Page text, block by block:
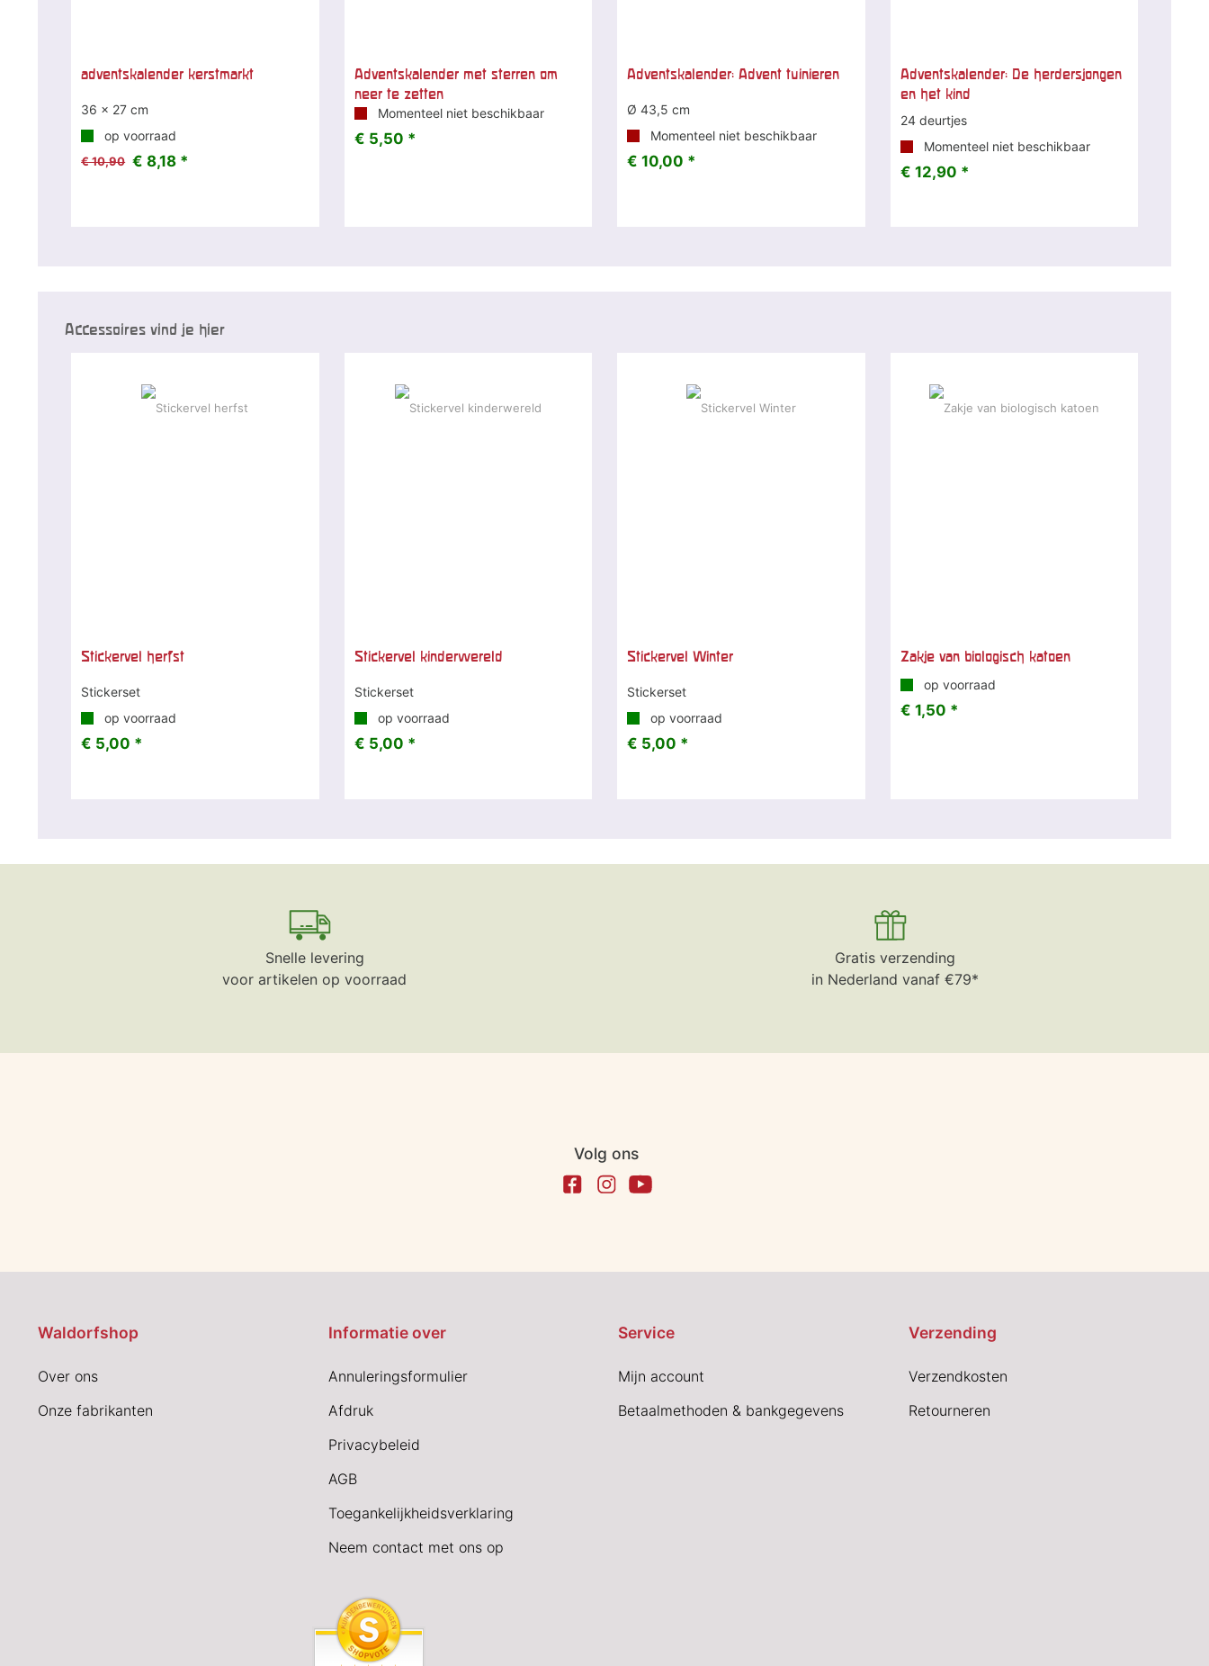
adventskalender kerstmarkt
36 x 27 cm
op voorraad
€ 10,90 € 8,18 *
Adventskalender met sterren om
neer te zetten
Momenteel niet beschikbaar
€ 5,50 *
Adventskalender: Advent tuinieren
Ø 43,5 cm
Momenteel niet beschikbaar
€ 10,00 *
Adventskalender: De herdersjongen
en het kind
24 deurtjes
Momenteel niet beschikbaar
€ 12,90 *
Accessoires vind je hier
Stickervel herfst
Stickerset
op voorraad
€ 5,00 *
Stickervel kinderwereld
Stickerset
op voorraad
€ 5,00 *
Stickervel Winter
Stickerset
op voorraad
€ 5,00 *
Zakje van biologisch katoen
op voorraad
€ 1,50 *
Snelle levering
voor artikelen op voorraad
Gratis verzending
in Nederland vanaf €79*
Volg ons
Waldorfshop
Over ons
Onze fabrikanten
Informatie over
Annuleringsformulier
Afdruk
Privacybeleid
AGB
Toegankelijkheidsverklaring
Neem contact met ons op
Service
Mijn account
Betaalmethoden & bankgegevens
Verzending
Verzendkosten
Retourneren